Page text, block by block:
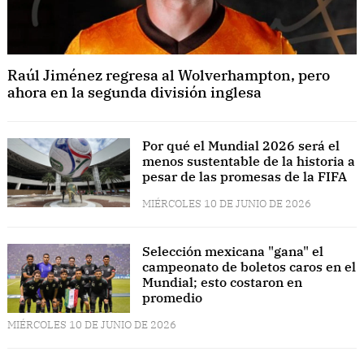
Raúl Jiménez regresa al Wolverhampton, pero
ahora en la segunda división inglesa
Por qué el Mundial 2026 será el
menos sustentable de la historia a
pesar de las promesas de la FIFA
MIÉRCOLES 10 DE JUNIO DE 2026
Selección mexicana "gana" el
campeonato de boletos caros en el
Mundial; esto costaron en
promedio
MIÉRCOLES 10 DE JUNIO DE 2026